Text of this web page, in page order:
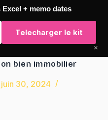
bien immobilier
juin 30, 2024
Excel + memo dates
Telecharger le kit
×